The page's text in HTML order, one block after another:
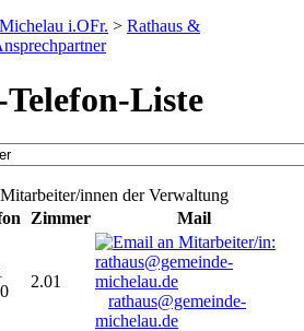
i.OFr. > Rathaus &
Liste
innen der Verwaltung
Zimmer Mail
2.01
rathaus@gemeinde-
michelau.de